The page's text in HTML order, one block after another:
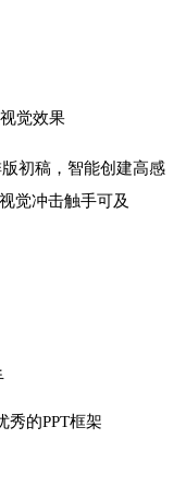
觉效果
初稿，智能创建高感
觉冲击触手可及
秀的PPT框架